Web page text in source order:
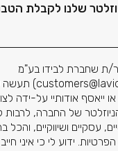
שלנו לקבלת
ת שחברת לבידו בע"מ
) תעשה
ייאסף אודותיי על-ידה
של החברה, לרבות
עסקיים ושיווקיים, והכל
הפרטיות. ידוע לי כי איני